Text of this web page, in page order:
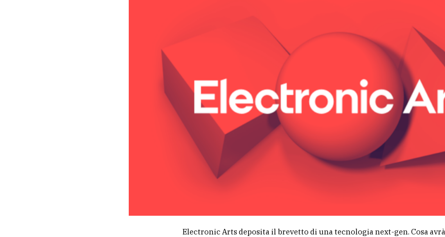
Electronic Arts deposita il brevetto di una tecnologia next-gen. Cosa avrà